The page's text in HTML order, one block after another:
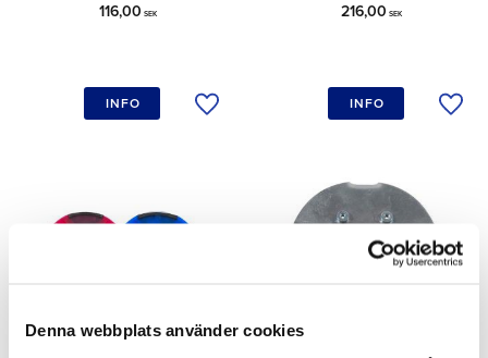
Denna webbplats använder cookies
116,00 SEK
Tilføj til ønskeliste
INFO
216,00 SEK
INFO